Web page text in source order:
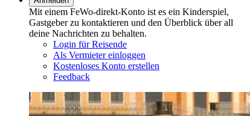
Mit einem FeWo-direkt-Konto ist es ein Kinderspiel,
Gastgeber zu kontaktieren und den Überblick über all
deine Nachrichten zu behalten.
Login für Reisende
Als Vermieter einloggen
Kostenloses Konto erstellen
Feedback